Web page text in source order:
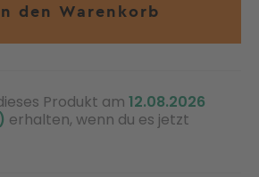
den Warenkorb
Produkt am 12.08.2026
erhalten, wenn du es jetzt